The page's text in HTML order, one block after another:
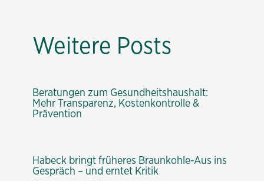
Weitere Posts
Beratungen zum Gesundheitshaushalt:
Mehr Transparenz, Kostenkontrolle &
Prävention
Habeck bringt früheres Braunkohle-Aus ins
Gespräch – und erntet Kritik